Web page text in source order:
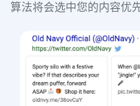
算法将会选中您的内容优